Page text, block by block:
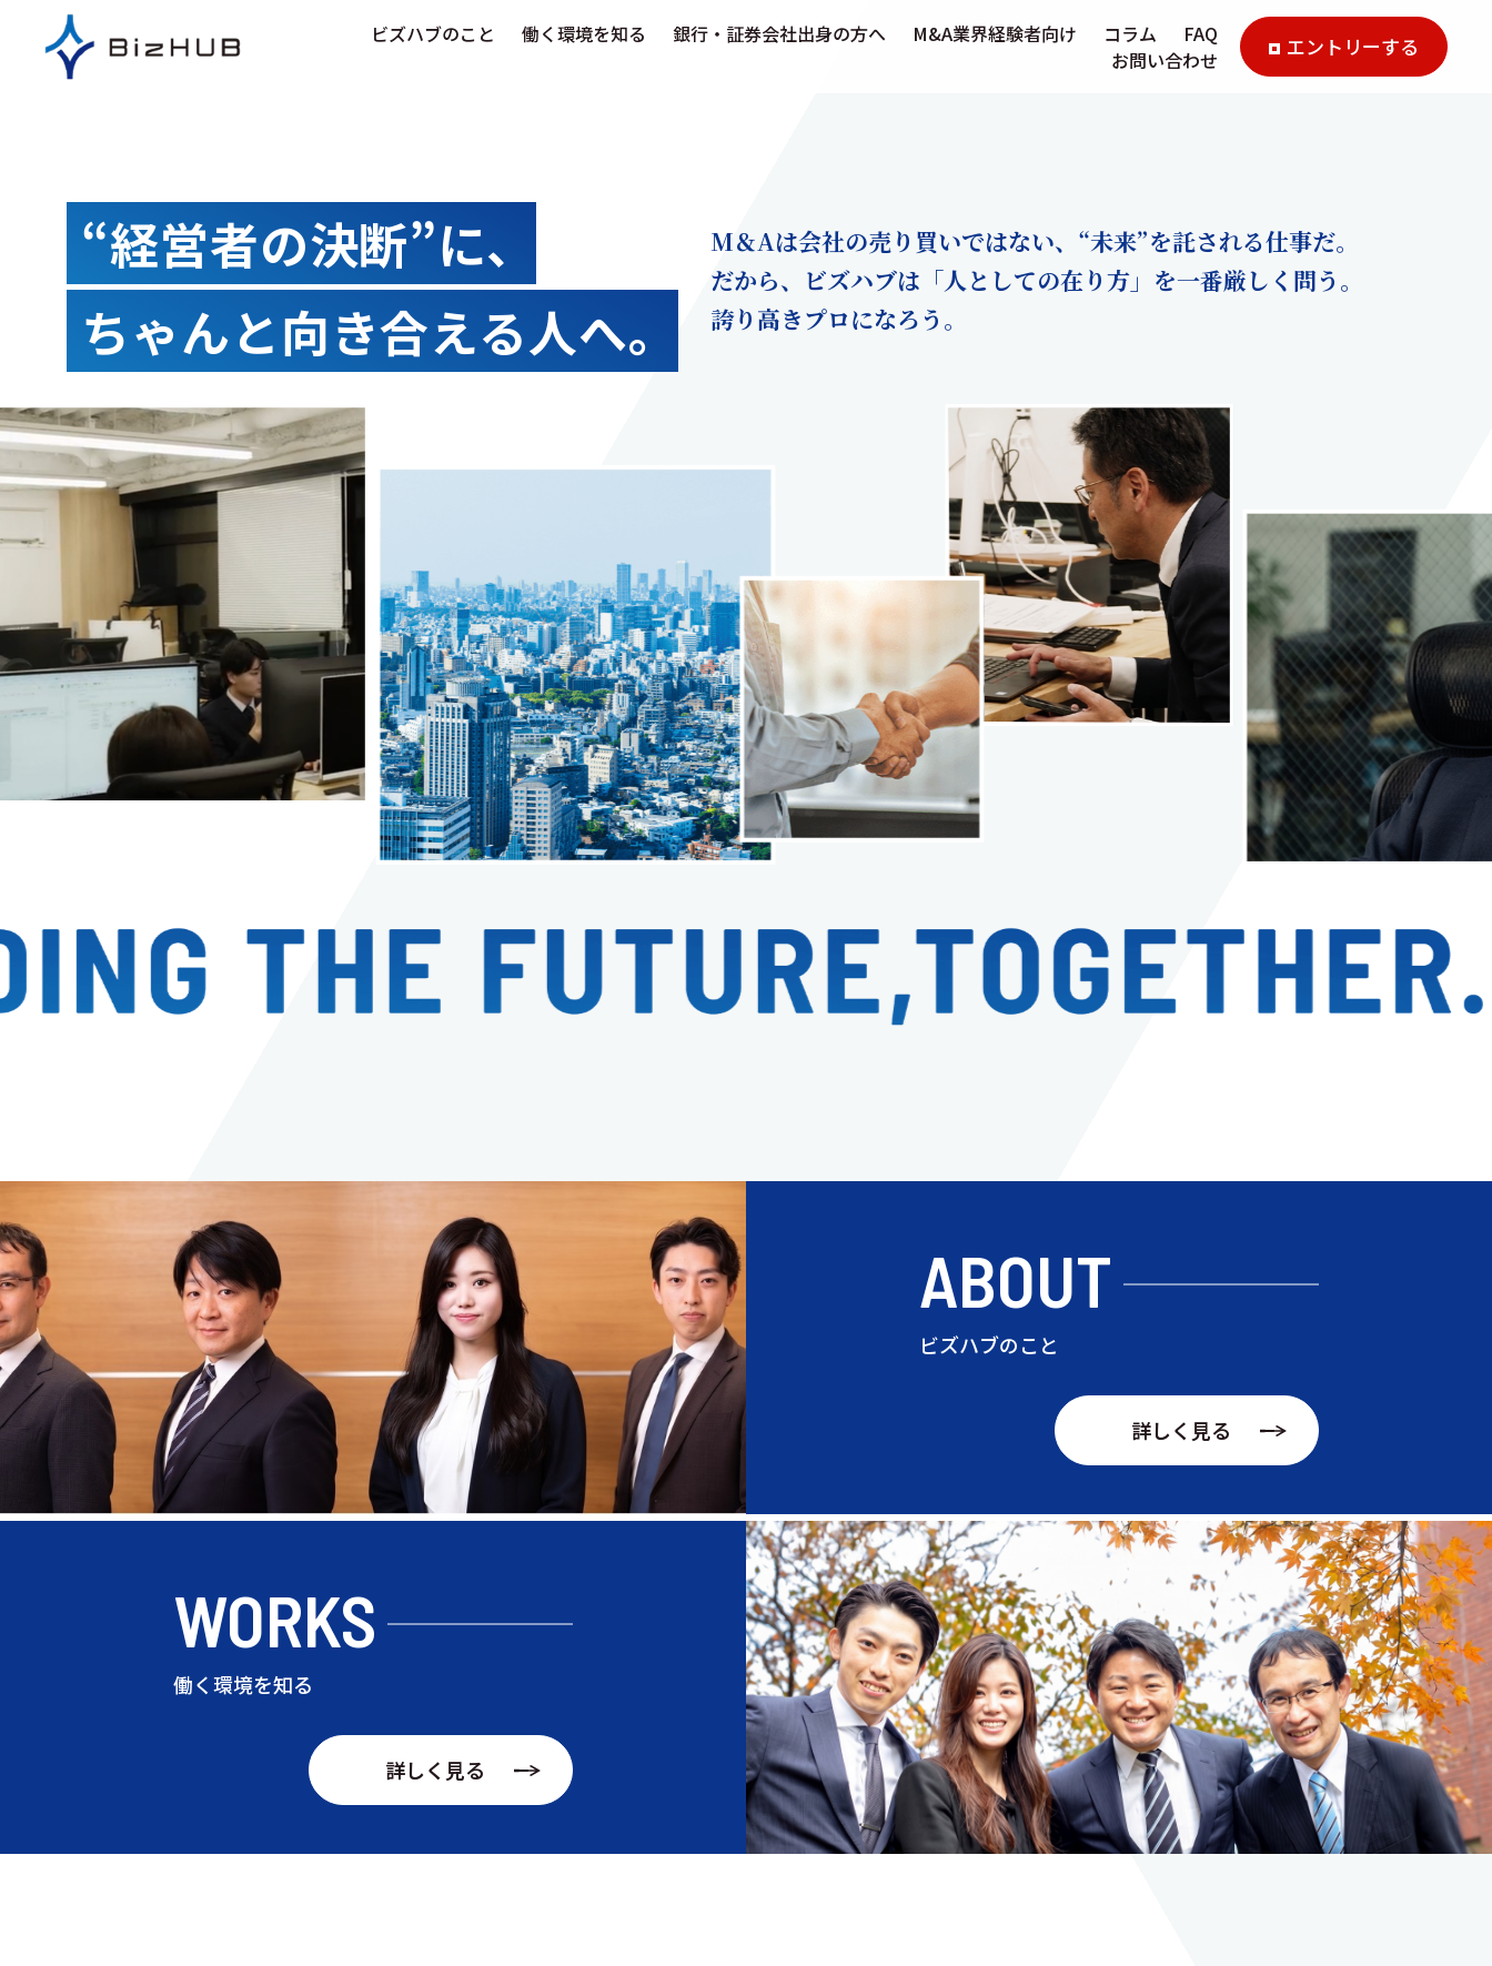
ビズハブのこと 働く環境を知る 銀行・証券会社出身の方へ M&A業界経験者向け コラム
FAQ
お問い合わせ
エントリーする
“経営者の決断”に、
ちゃんと向き合える人へ。
M＆Aは会社の売り買いではない、“未来”を託される仕事だ。
だから、ビズハブは「人としての在り方」を一番厳しく問う。
誇り高きプロになろう。
ABOUT
ビズハブのこと
詳しく見る
WORKS
働く環境を知る
詳しく見る